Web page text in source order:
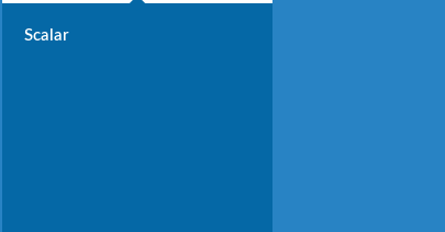
Scalar